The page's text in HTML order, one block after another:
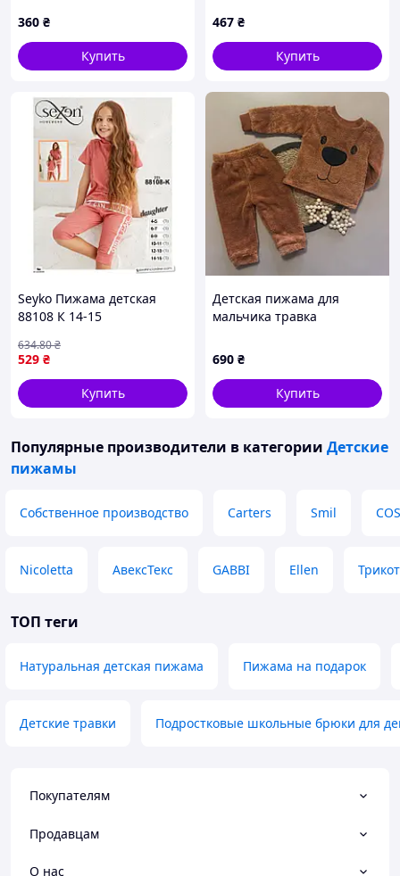
см (10-11 лет)
360 ₴
Купить
467 ₴
Купить
Seyko Пижама детская
88108 К 14-15
529 ₴
634.80₴
Купить
Детская пижама для
мальчика травка
690 ₴
Купить
Популярные производители в категории Детские
пижамы
Собственное производство Carters Smil
Nicoletta АвексТекс GABBI Ellen
ТОП теги
Натуральная детская пижама Пижама на подарок
Детские травки Подростковые школьные брюки для
Покупателям
Продавцам
О нас